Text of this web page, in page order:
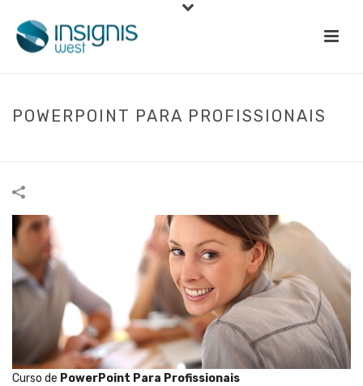
POWERPOINT PARA PROFISSIONAIS
Curso de PowerPoint Para Profissionais